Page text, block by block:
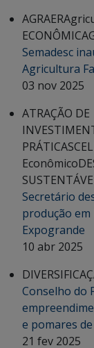
AGRAER
ECONÔMICA
Semadesc
Agricultura
03 nov 2025
ATRAÇÃO DE
PRÁTICAS
Econômico
Secretário
produção em
Expogrande
10 abr 2025
Conselho do
e pomares
21 fev 2025